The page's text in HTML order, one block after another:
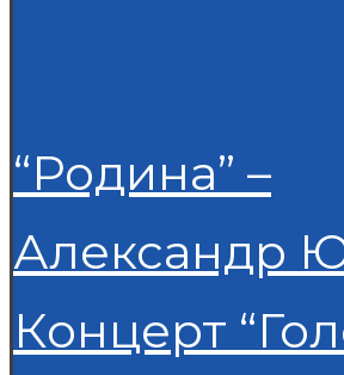
“Родина” –
Александр
Концерт